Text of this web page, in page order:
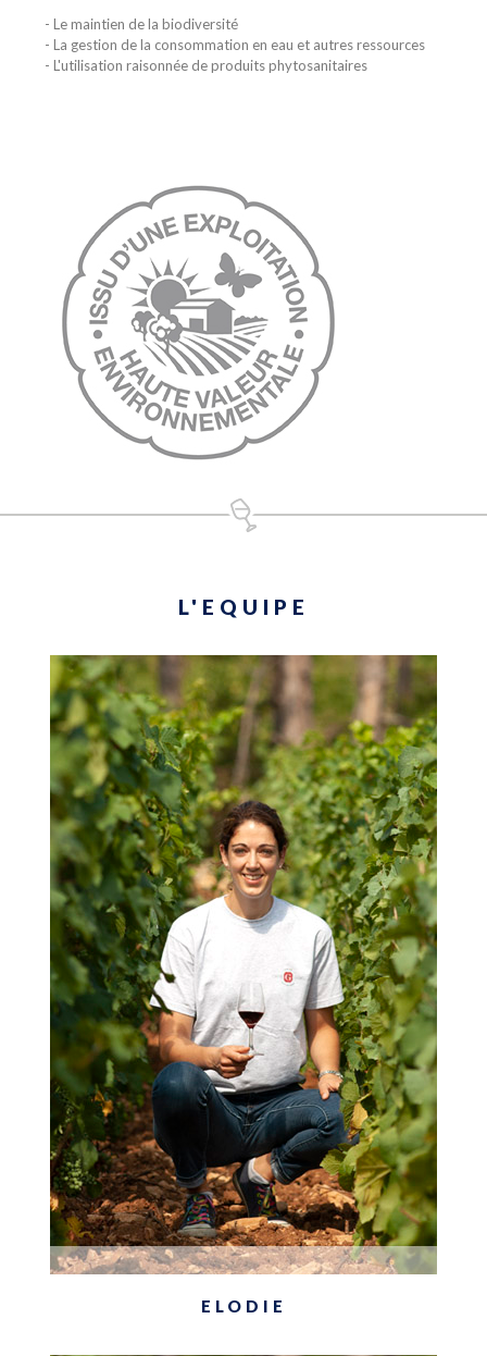
- Le maintien de la biodiversité
- La gestion de la consommation en eau et autres ressources
- L'utilisation raisonnée de produits phytosanitaires
L'EQUIPE
ELODIE